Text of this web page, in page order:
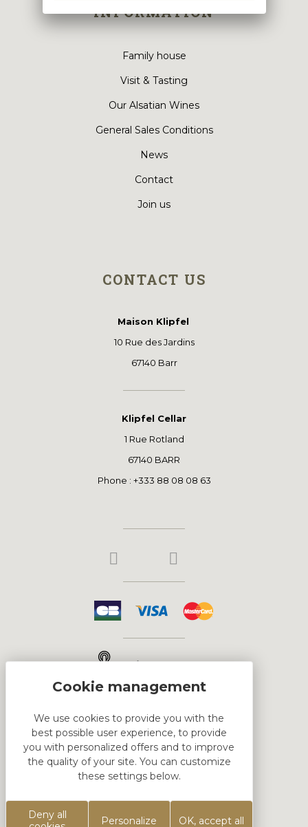
INFORMATION
Family house
Visit & Tasting
Our Alsatian Wines
General Sales Conditions
News
Contact
Join us
CONTACT US
Maison Klipfel
10 Rue des Jardins
67140 Barr
Klipfel Cellar
1 Rue Rotland
67140 BARR
Phone : +333 88 08 08 63
Click & Collect
HTML DEMO
This is block html
Réalisation Koredge
We use cookies to provide you with the
best possible user experience, to provide
you with personalized offers and to improve
the quality of your site. You can customize
these settings below.
OK, accept all
Deny all
Personalize